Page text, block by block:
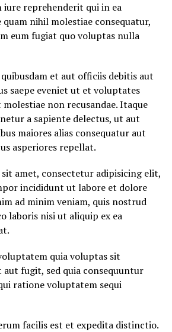
iure reprehenderit qui in ea
nihil molestiae consequatur,
eum fugiat quo voluptas nulla
et aut officiis debitis aut
saepe eveniet ut et voluptates
non recusandae. Itaque
a sapiente delectus, ut aut
maiores alias consequatur aut
asperiores repellat.
amet, consectetur adipisicing elit,
incididunt ut labore et dolore
ad minim veniam, quis nostrud
laboris nisi ut aliquip ex ea
quia voluptas sit
fugit, sed quia consequuntur
ratione voluptatem sequi
facilis est et expedita distinctio.